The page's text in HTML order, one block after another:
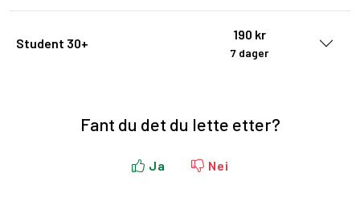
Student 30+
190 kr
7 dager
Fant du det du lette etter?
Ja Nei